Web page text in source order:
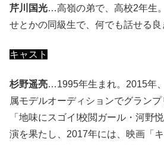
芹川国光…高嶺の弟で、高校2年生
せとかの同級生で、何でも話せる良
キャスト
杉野遥亮…1995年生まれ。2015年
属モデルオーディションでグラン
「地味にスゴイ!校閲ガール・河野
演を果たし、2017年には、映画「